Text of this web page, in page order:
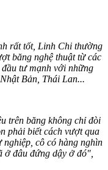
rất tốt, Linh Chi thường
băng nghệ thuật từ các
tư mạnh với những
Bản, Thái Lan...
trên băng không chỉ đòi
phải biết cách vượt qua
nghiệp, cô có hàng nghìn
ở đâu đứng dậy ở đó",